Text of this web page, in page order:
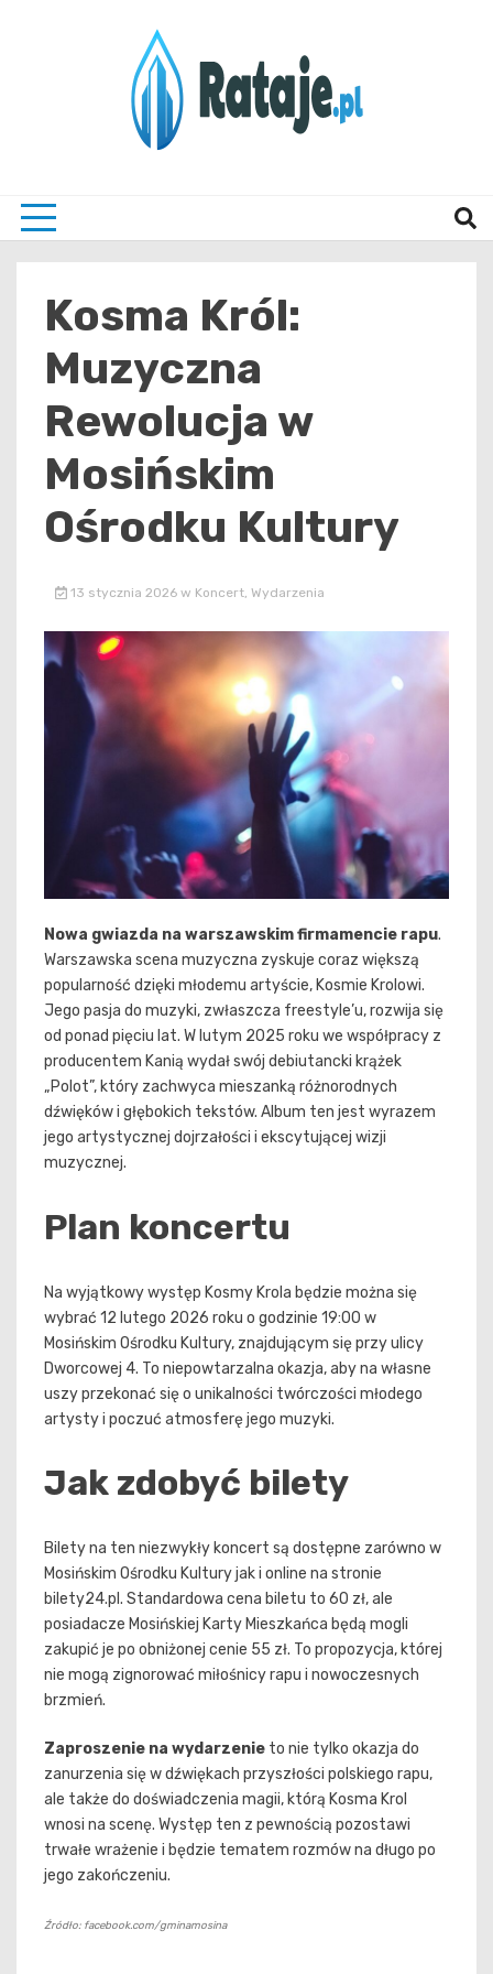
Kosma Król:
Muzyczna
Rewolucja w
Mosińskim
Ośrodku Kultury
13 stycznia 2026 w Koncert, Wydarzenia
Nowa gwiazda na warszawskim firmamencie rapu.
Warszawska scena muzyczna zyskuje coraz większą
popularność dzięki młodemu artyście, Kosmie Krolowi.
Jego pasja do muzyki, zwłaszcza freestyle’u, rozwija się
od ponad pięciu lat. W lutym 2025 roku we współpracy z
producentem Kanią wydał swój debiutancki krążek
„Polot”, który zachwyca mieszanką różnorodnych
dźwięków i głębokich tekstów. Album ten jest wyrazem
jego artystycznej dojrzałości i ekscytującej wizji
muzycznej.
Plan koncertu
Na wyjątkowy występ Kosmy Krola będzie można się
wybrać 12 lutego 2026 roku o godzinie 19:00 w
Mosińskim Ośrodku Kultury, znajdującym się przy ulicy
Dworcowej 4. To niepowtarzalna okazja, aby na własne
uszy przekonać się o unikalności twórczości młodego
artysty i poczuć atmosferę jego muzyki.
Jak zdobyć bilety
Bilety na ten niezwykły koncert są dostępne zarówno w
Mosińskim Ośrodku Kultury jak i online na stronie
bilety24.pl. Standardowa cena biletu to 60 zł, ale
posiadacze Mosińskiej Karty Mieszkańca będą mogli
zakupić je po obniżonej cenie 55 zł. To propozycja, której
nie mogą zignorować miłośnicy rapu i nowoczesnych
brzmień.
Zaproszenie na wydarzenie to nie tylko okazja do
zanurzenia się w dźwiękach przyszłości polskiego rapu,
ale także do doświadczenia magii, którą Kosma Krol
wnosi na scenę. Występ ten z pewnością pozostawi
trwałe wrażenie i będzie tematem rozmów na długo po
jego zakończeniu.
Źródło: facebook.com/gminamosina